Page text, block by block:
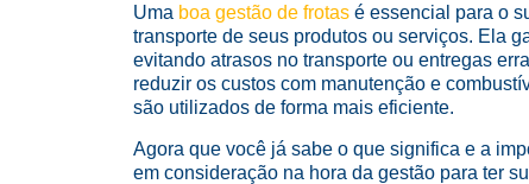
Uma boa gestão de frotas é essencial para o
transporte de seus produtos ou serviços. Ela
evitando atrasos no transporte ou entregas
reduzir os custos com manutenção e
são utilizados de forma mais eficiente.
Agora que você já sabe o que significa e a
em consideração na hora da gestão para ter